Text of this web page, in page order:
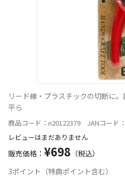
リード線・プラスチックの切断に
平ら
商品コード：n20122379 JANコード
レビューはまだありません
販売価格： ¥698 （税込）
3ポイント（特典ポイント含む）